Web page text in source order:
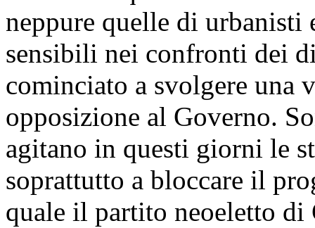
neppure quelle di
sensibili nei confronti dei
cominciato a svolgere una
opposizione al Governo.
agitano in questi giorni le
soprattutto a bloccare il
quale il partito neoeletto